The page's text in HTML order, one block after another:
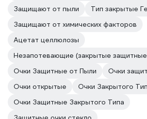
Защищают от пыли
Тип закрытые
Защищают от химических факторов
Ацетат целлюлозы
Незапотевающие (закрытые защитные
Очки Защитные от Пыли
Очки
Очки открытые
Очки Закрытого
Очки Защитные Закрытого Типа